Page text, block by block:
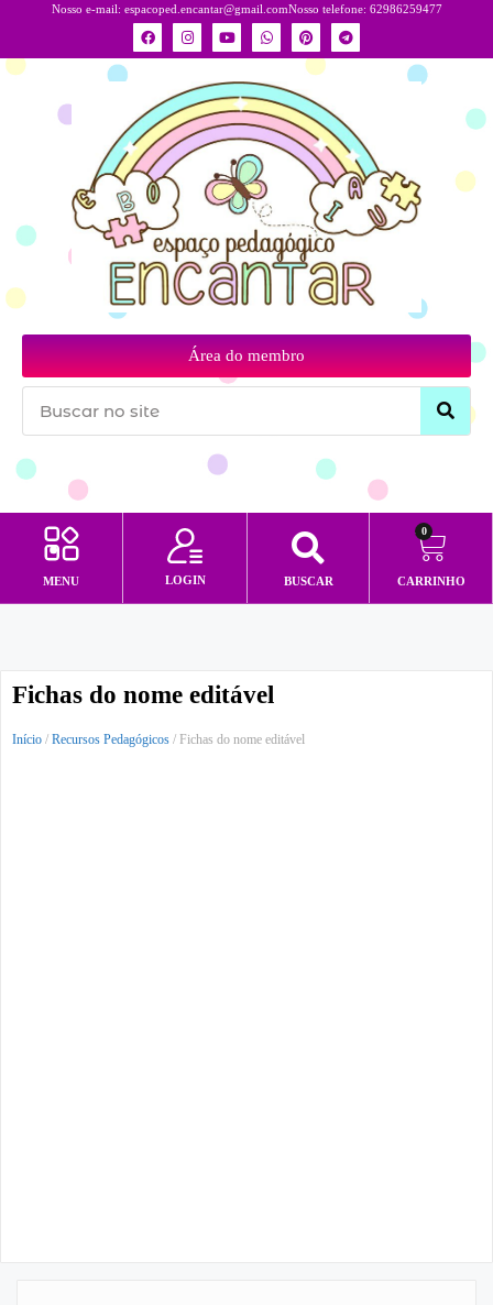
Nosso e-mail: espacoped.encantar@gmail.comNosso telefone: 62986259477
Área do membro
MENU LOGIN BUSCAR
0
CARRINHO
Fichas do nome editável
Início / Recursos Pedagógicos / Fichas do nome editável